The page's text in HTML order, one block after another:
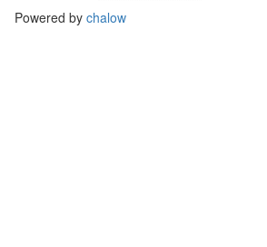
Powered by chalow